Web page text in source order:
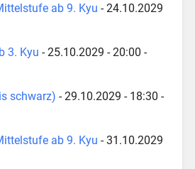
ab 9. Kyu - 24.10.2029
3. Kyu - 25.10.2029 - 20:00 -
schwarz) - 29.10.2029 - 18:30 -
ab 9. Kyu - 31.10.2029